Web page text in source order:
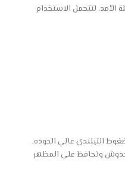
الأمد، لتتحمل الاستخدام
التيلندي عالي الجوده.
وتحافظ على المظهر